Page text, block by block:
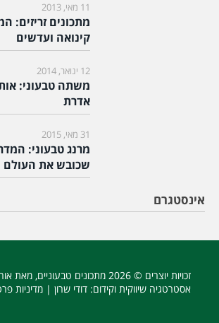
11 מאי, 2013
מתכונים זריזים:
קינואה ועדשים
12 ינואר, 2014
משתה טבעוני:
אדרת
31 מאי, 2015
מרנג טבעוני:
שכובש את העולם
אינסטגרם
זכויות יוצרים © 2026 מתכונים טבעוניים, מאת
אסטרטגיה שיווקית וקידום: דודי שרון | מדיניות